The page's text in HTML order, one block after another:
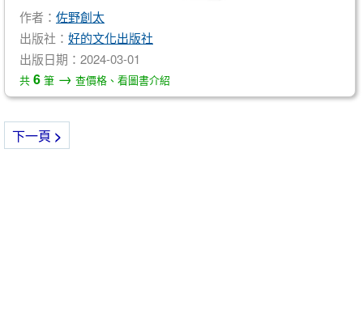
作者： 佐野創太
出版社： 好的文化出版社
出版日期：2024-03-01
共 6 筆 → 查價格、看圖書介紹
下一頁 >